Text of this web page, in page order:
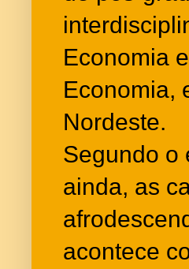
Economia
Economia,
Nordeste.
Segundo o
ainda, as
acontece